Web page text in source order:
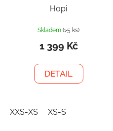
Hopi
Skladem(>5 ks)
1 399 Kč
DETAIL
XXS-XS XS-S